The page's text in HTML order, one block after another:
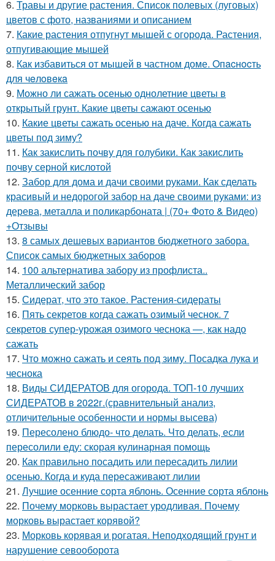
6. Травы и другие растения. Список полевых (луговых)
цветов с фото, названиями и описанием
7. Какие растения отпугнут мышей с огорода. Растения,
отпугивающие мышей
8. Как избавиться от мышей в частном доме. Oпacнocть
для чeлoвeкa
9. Можно ли сажать осенью однолетние цветы в
открытый грунт. Какие цветы сажают осенью
10. Какие цветы сажать осенью на даче. Когда сажать
цветы под зиму?
11. Как закислить почву для голубики. Как закислить
почву серной кислотой
12. Забор для дома и дачи своими руками. Как сделать
красивый и недорогой забор на даче своими руками: из
дерева, металла и поликарбоната | (70+ Фото & Видео)
+Отзывы
13. 8 самых дешевых вариантов бюджетного забора.
Список самых бюджетных заборов
14. 100 альтернатива забору из профлиста..
Металлический забор
15. Сидерат, что это такое. Растения-сидераты
16. Пять секретов когда сажать озимый чеснок. 7
секретов супер-урожая озимого чеснока —, как надо
сажать
17. Что можно сажать и сеять под зиму. Посадка лука и
чеснока
18. Виды СИДЕРАТОВ для огорода. ТОП-10 лучших
СИДЕРАТОВ в 2022г.(сравнительный анализ,
отличительные особенности и нормы высева)
19. Пересолено блюдо- что делать. Что делать, если
пересолили еду: скорая кулинарная помощь
20. Как правильно посадить или пересадить лилии
осенью. Когда и куда пересаживают лилии
21. Лучшие осенние сорта яблонь. Осенние сорта яблонь
22. Почему морковь вырастает уродливая. Почему
морковь вырастает корявой?
23. Морковь корявая и рогатая. Неподходящий грунт и
нарушение севооборота